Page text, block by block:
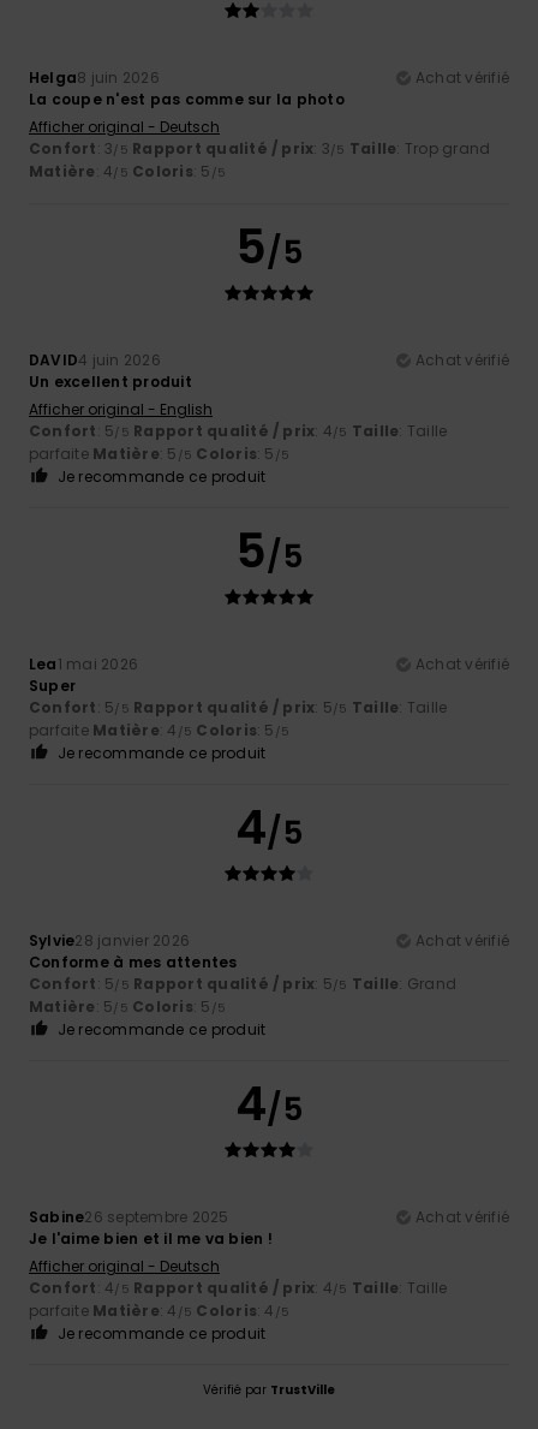
Helga8 juin 2026
Achat vérifié
La coupe n'est pas comme sur la photo
Afficher original - Deutsch
Confort: 3/5 Rapport qualité / prix: 3/5 Taille: Trop grand
Matière: 4/5 Coloris: 5 /5
5/5
DAVID4 juin 2026
Achat vérifié
Un excellent produit
Afficher original - English
Confort: 5/5 Rapport qualité / prix: 4/5 Taille: Taille
parfaite Matière: 5 /5 Coloris: 5 /5
Je recommande ce produit
5/5
Lea1 mai 2026
Achat vérifié
Super
Confort: 5/5 Rapport qualité / prix: 5/5 Taille: Taille
parfaite Matière: 4 /5 Coloris: 5 /5
Je recommande ce produit
4/5
Sylvie28 janvier 2026
Achat vérifié
Conforme à mes attentes
Confort: 5/5 Rapport qualité / prix: 5/5 Taille: Grand
Matière: 5/5 Coloris: 5 /5
Je recommande ce produit
4/5
Sabine26 septembre 2025
Achat vérifié
Je l'aime bien et il me va bien !
Afficher original - Deutsch
Confort: 4/5 Rapport qualité / prix: 4/5 Taille: Taille
parfaite Matière: 4 /5 Coloris: 4 /5
Je recommande ce produit
Vérifié par TrustVille